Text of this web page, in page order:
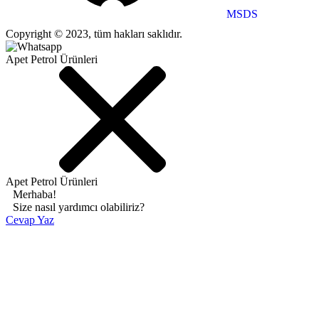
MSDS
Copyright © 2023, tüm hakları saklıdır.
Apet Petrol Ürünleri
Apet Petrol Ürünleri
Merhaba!
Size nasıl yardımcı olabiliriz?
Cevap Yaz